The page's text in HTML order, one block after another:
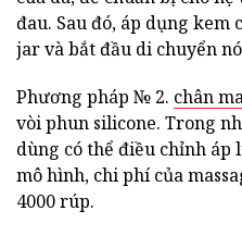
đau. Sau đó, áp dụng
jar và bắt đầu di chuyển
Phương pháp № 2. chân
vòi phun silicone. Trong
dùng có thể điều chỉnh áp
mô hình, chi phí của
4000 rúp.